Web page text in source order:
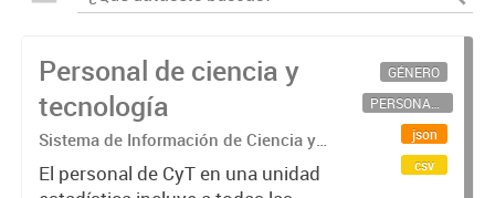
Personal de ciencia y
tecnología
Sistema de Información de Ciencia y
Tecnología Argentino (SICYTAR)
El personal de CyT en una unidad
GÉNERO
PERSONAL CIENTÍFICO-TECNOLÓGICO
json
csv